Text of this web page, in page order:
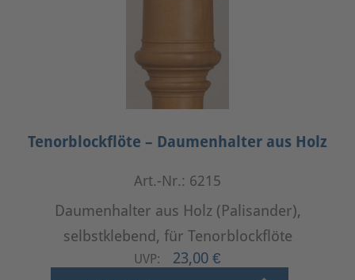
Tenorblockflöte – Daumenhalter aus Holz
Art.-Nr.: 6215
Daumenhalter aus Holz (Palisander),
selbstklebend, für Tenorblockflöte
UVP: 23,00 €